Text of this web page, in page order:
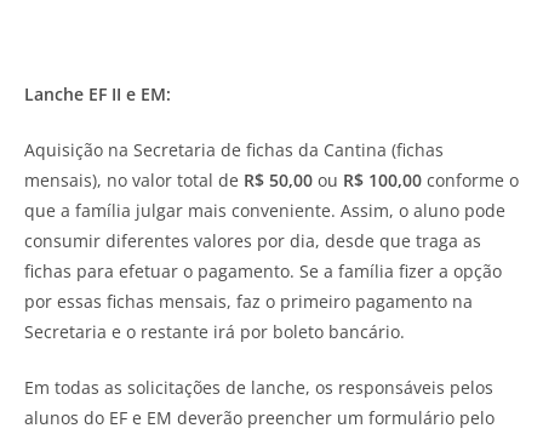
Lanche EF II e EM:
Aquisição na Secretaria de fichas da Cantina (fichas
mensais), no valor total de R$ 50,00 ou R$ 100,00 conforme o
que a família julgar mais conveniente. Assim, o aluno pode
consumir diferentes valores por dia, desde que traga as
fichas para efetuar o pagamento. Se a família fizer a opção
por essas fichas mensais, faz o primeiro pagamento na
Secretaria e o restante irá por boleto bancário.
Em todas as solicitações de lanche, os responsáveis pelos
alunos do EF e EM deverão preencher um formulário pelo